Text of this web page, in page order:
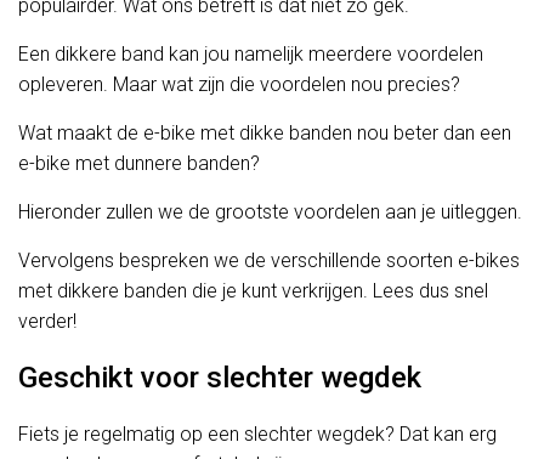
populairder. Wat ons betreft is dat niet zo gek.
Een dikkere band kan jou namelijk meerdere voordelen
opleveren. Maar wat zijn die voordelen nou precies?
Wat maakt de e-bike met dikke banden nou beter dan een
e-bike met dunnere banden?
Hieronder zullen we de grootste voordelen aan je uitleggen.
Vervolgens bespreken we de verschillende soorten e-bikes
met dikkere banden die je kunt verkrijgen. Lees dus snel
verder!
Geschikt voor slechter wegdek
Fiets je regelmatig op een slechter wegdek? Dat kan erg